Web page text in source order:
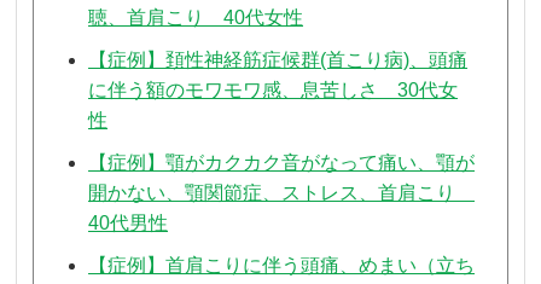
聴、首肩こり 40代女性
【症例】頚性神経筋症候群(首こり病)、頭痛
に伴う額のモワモワ感、息苦しさ 30代女
性
【症例】顎がカクカク音がなって痛い、顎が
開かない、顎関節症、ストレス、首肩こり
40代男性
【症例】首肩こりに伴う頭痛、めまい（立ち